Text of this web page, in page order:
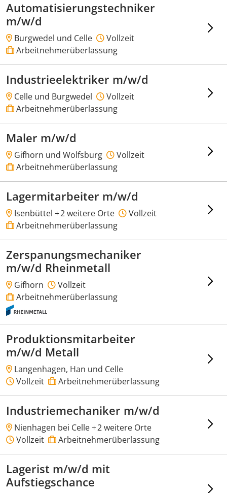
Automatisierungstechniker
m/w/d
Burgwedel und Celle
Vollzeit
Arbeitnehmerüberlassung
Industrieelektriker m/w/d
Celle und Burgwedel
Vollzeit
Arbeitnehmerüberlassung
Maler m/w/d
Gifhorn und Wolfsburg
Vollzeit
Arbeitnehmerüberlassung
Lagermitarbeiter m/w/d
Isenbüttel +2 weitere Orte
Vollzeit
Arbeitnehmerüberlassung
Zerspanungsmechaniker
m/w/d Rheinmetall
Gifhorn
Vollzeit
Arbeitnehmerüberlassung
Produktionsmitarbeiter
m/w/d Metall
Langenhagen, Han und Celle
Vollzeit
Arbeitnehmerüberlassung
Industriemechaniker m/w/d
Nienhagen bei Celle +2 weitere Orte
Vollzeit
Arbeitnehmerüberlassung
Lagerist m/w/d mit
Aufstiegschance